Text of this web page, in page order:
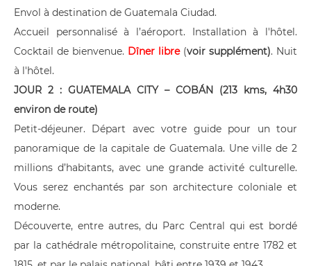
Envol à destination de Guatemala Ciudad.
Accueil personnalisé à l’aéroport. Installation à l'hôtel.
Cocktail de bienvenue. Dîner libre(voir supplément). Nuit
à l'hôtel.
JOUR 2 : GUATEMALA CITY – COBÁN (213 kms, 4h30
environ de route)
Petit-déjeuner. Départ avec votre guide pour un tour
panoramique de la capitale de Guatemala. Une ville de 2
millions d’habitants, avec une grande activité culturelle.
Vous serez enchantés par son architecture coloniale et
moderne.
Découverte, entre autres, du Parc Central qui est bordé
par la cathédrale métropolitaine, construite entre 1782 et